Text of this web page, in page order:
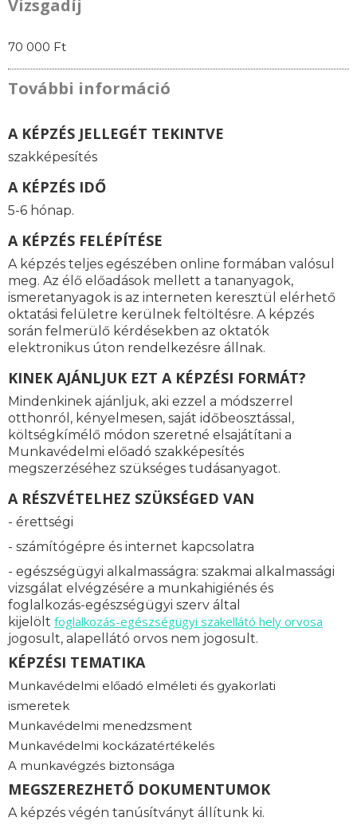
Vizsgadíj
70 000 Ft
További információ
A KÉPZÉS JELLEGÉT TEKINTVE
szakképesítés
A KÉPZÉS IDŐ
5-6 hónap.
A KÉPZÉS FELÉPÍTÉSE
A képzés teljes egészében online formában valósul
meg. Az élő előadások mellett a tananyagok,
ismeretanyagok is az interneten keresztül elérhető
oktatási felületre kerülnek feltöltésre. A képzés
során felmerülő kérdésekben az oktatók
elektronikus úton rendelkezésre állnak.
KINEK AJÁNLJUK EZT A KÉPZÉSI FORMÁT?
Mindenkinek ajánljuk, aki ezzel a módszerrel
otthonról, kényelmesen, saját időbeosztással,
költségkímélő módon szeretné elsajátítani a
Munkavédelmi előadó szakképesítés
megszerzéséhez szükséges tudásanyagot.
A RÉSZVÉTELHEZ SZÜKSÉGED VAN
- érettségi
- számítógépre és internet kapcsolatra
- egészségügyi alkalmasságra: szakmai alkalmassági
vizsgálat elvégzésére a munkahigiénés és
foglalkozás-egészségügyi szerv által
kijelölt foglalkozás-egészségügyi szakellátó hely orvosa
jogosult, alapellátó orvos nem jogosult.
KÉPZÉSI TEMATIKA
Munkavédelmi előadó elméleti és gyakorlati
ismeretek
Munkavédelmi menedzsment
Munkavédelmi kockázatértékelés
A munkavégzés biztonsága
MEGSZEREZHETŐ DOKUMENTUMOK
A képzés végén tanúsítványt állítunk ki.